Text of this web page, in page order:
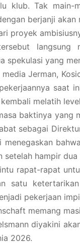
klub. Tak
berjanji
proyek
langsung
spekulasi yang
Jerman,
saat
melatih
baktinya yang
sebagai
menegaskan
setelah hampir
rapat-rapat
satu
pekerjaan
memang
diyakini
2026.